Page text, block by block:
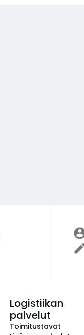
Logistiikan
palvelut
Toimitustavat